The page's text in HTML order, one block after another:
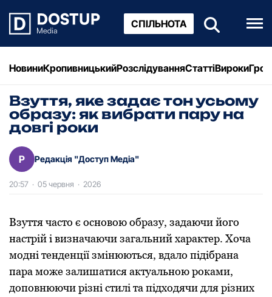
СПІЛЬНОТА
НовиниКропивницькийРозслідуванняСтаттіВироки
Взуття, яке задає тон усьому
образу: як вибрати пару на
довгі роки
Р Редакція "Доступ Медіа"
20:57 · 05 червня · 2026
Взуття часто є основою образу, задаючи його
настрій і визначаючи загальний характер. Хоча
модні тенденції змінюються, вдало підібрана
пара може залишатися актуальною роками,
доповнюючи різні стилі та підходячи для різних